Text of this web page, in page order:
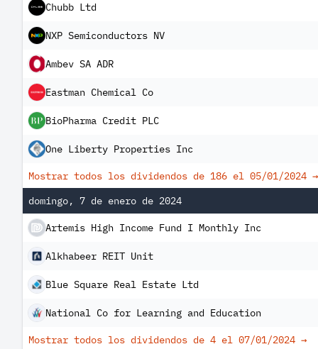
Chubb Ltd
NXP Semiconductors NV
Ambev SA ADR
Eastman Chemical Co
BioPharma Credit PLC
One Liberty Properties Inc
Mostrar todos los dividendos de 186 el 05/01/2024 →
domingo, 7 de enero de 2024
Artemis High Income Fund I Monthly Inc
Alkhabeer REIT Unit
Blue Square Real Estate Ltd
National Co for Learning and Education
Mostrar todos los dividendos de 4 el 07/01/2024 →